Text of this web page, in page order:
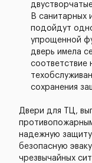
В санитарных
подойдут
упрощенной
дверь имела
соответствие
сохранения
Двери для ТЦ,
надежную защиту
безопасную
чрезвычайных